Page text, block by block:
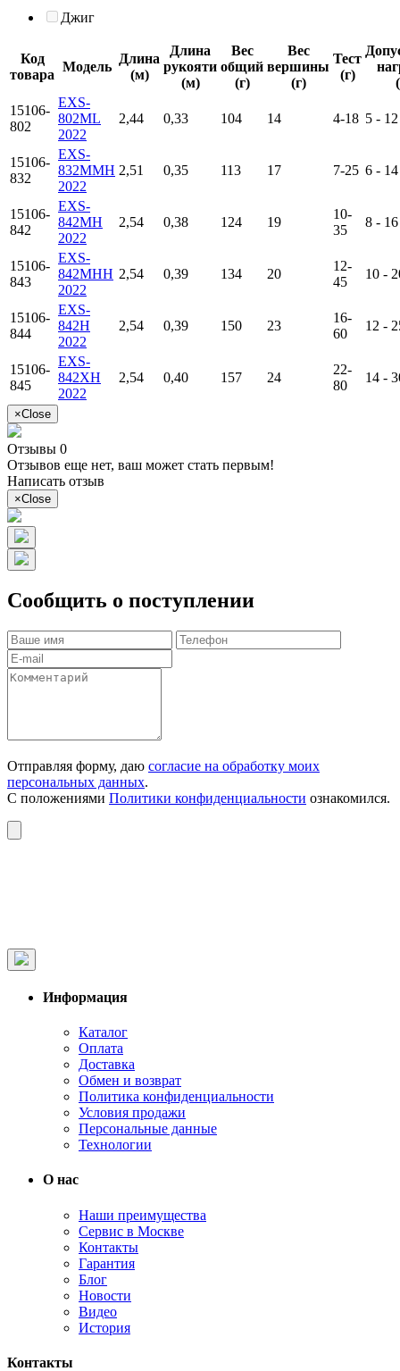
Код
товара
Модель
Длина
(м)
Длина
рукояти
(м)
Вес
общий
(г)
Вес
вершины
(г)
Тест
(г)
15106-
802
EXS-
802ML
2022
2,44 0,33 104 14 4-18 5 -
15106-
832
EXS-
832MMH
2022
2,51 0,35 113 17 7-25 6 -
15106-
842
EXS-
842MH
2022
2,54 0,38 124 19
10-
35
8 -
15106-
843
EXS-
842MHH
2022
2,54 0,39 134 20
12-
45
10 -
15106-
844
EXS-
842H
2022
2,54 0,39 150 23
16-
60
12 -
15106-
845
EXS-
842XH
2022
2,54 0,40 157 24
22-
80
14 -
×Close
Джиг
Отзывы 0
Отзывов еще нет, ваш может стать первым!
Написать отзыв
×Close
Сообщить о поступлении
Отправляя форму, даю согласие на обработку моих
персональных данных.
С положениями Политики конфиденциальности ознакомился.
Информация
Каталог
Оплата
Доставка
Обмен и возврат
Политика конфиденциальности
Условия продажи
Персональные данные
Технологии
О нас
Наши преимущества
Сервис в Москве
Контакты
Гарантия
Блог
Новости
Видео
История
Контакты